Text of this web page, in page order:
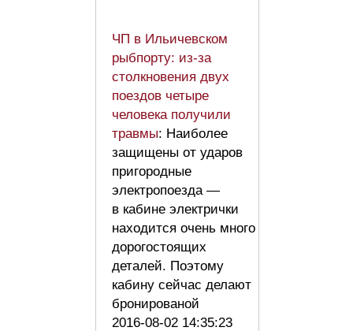
ЧП в Ильичевском
рыбпорту: из-за
столкновения двух
поездов четыре
человека получили
травмы: Наиболее
защищены от ударов
пригородные
электропоезда —
в кабине электрички
находится очень много
дорогостоящих
деталей. Поэтому
кабину сейчас делают
бронированой
2016-08-02 14:35:23